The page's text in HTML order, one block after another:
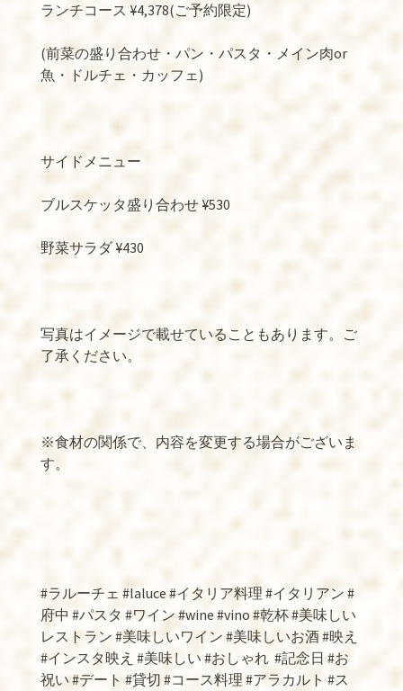
ランチコース ¥4,378(ご予約限定)
(前菜の盛り合わせ・パン・パスタ・メイン肉or
魚・ドルチェ・カッフェ)
サイドメニュー
ブルスケッタ盛り合わせ ¥530
野菜サラダ ¥430
写真はイメージで載せていることもあります。ご
了承ください。
※食材の関係で、内容を変更する場合がございま
す。
#ラルーチェ #laluce #イタリア料理 #イタリアン #
府中 #パスタ #ワイン #wine #vino #乾杯 #美味しい
レストラン #美味しいワイン #美味しいお酒 #映え
#インスタ映え #美味しい #おしゃれ #記念日 #お
祝い #デート #貸切 #コース料理 #アラカルト #ス